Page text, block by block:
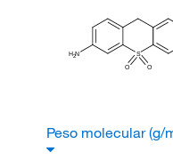
H2N
S
O
O
Peso molecular (g/